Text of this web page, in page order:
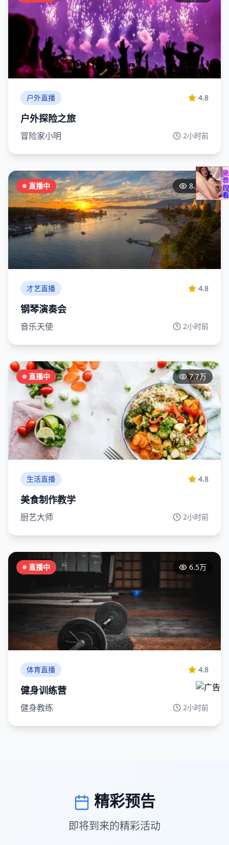
户外直播 4.8
户外探险之旅
冒险家小明 2小时前
直播中 8.8万
才艺直播 4.8
钢琴演奏会
音乐天使 2小时前
直播中 7.7万
生活直播 4.8
美食制作教学
厨艺大师 2小时前
直播中 6.5万
体育直播 4.8
健身训练营
健身教练 2小时前
精彩预告
即将到来的精彩活动